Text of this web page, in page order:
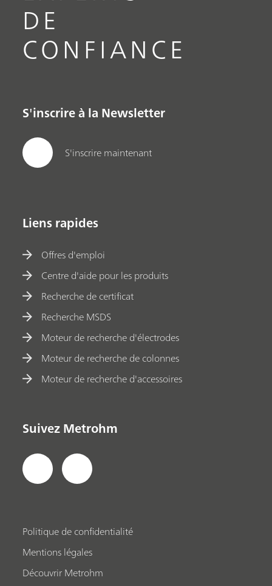
DE
CONFIANCE
S'inscrire à la Newsletter
S'inscrire maintenant
Liens rapides
Offres d'emploi
Centre d'aide pour les produits
Recherche de certificat
Recherche MSDS
Moteur de recherche d'électrodes
Moteur de recherche de colonnes
Moteur de recherche d'accessoires
Suivez Metrohm
Politique de confidentialité
Mentions légales
Découvrir Metrohm